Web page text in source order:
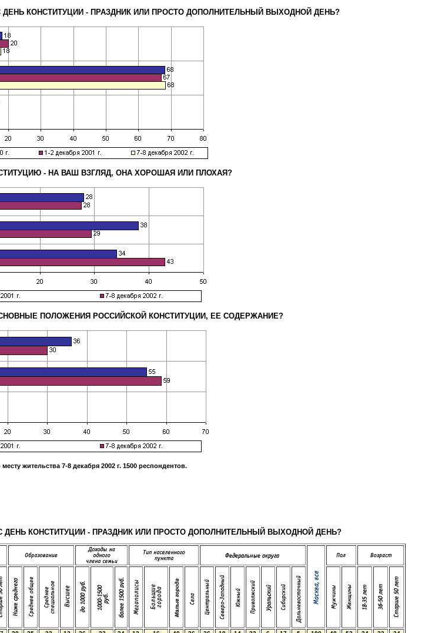
КОНСТИТУЦИИ - ПРАЗДНИК ИЛИ ПРОСТО ДОПОЛНИТЕЛЬНЫЙ ВЫХОДНОЙ ДЕНЬ?
- НА ВАШ ВЗГЛЯД, ОНА ХОРОШАЯ ИЛИ ПЛОХАЯ?
ПОЛОЖЕНИЯ РОССИЙСКОЙ КОНСТИТУЦИИ, ЕЕ СОДЕРЖАНИЕ?
жительства 7-8 декабря 2002 г. 1500 респондентов.
ДЕНЬ КОНСТИТУЦИИ - ПРАЗДНИК ИЛИ ПРОСТО ДОПОЛНИТЕЛЬНЫЙ ВЫХОДНОЙ ДЕНЬ?